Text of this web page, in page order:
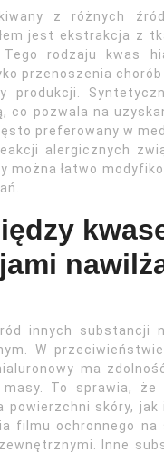
z różnych
jest ekstrakcja z
rodzaju kwas
przenoszenia
produkcji.
co pozwala na
preferowany w
alergicznych
można łatwo
innych substancji
W
ma
To sprawia, że
powierzchni skóry,
filmu ochronnego
Inne